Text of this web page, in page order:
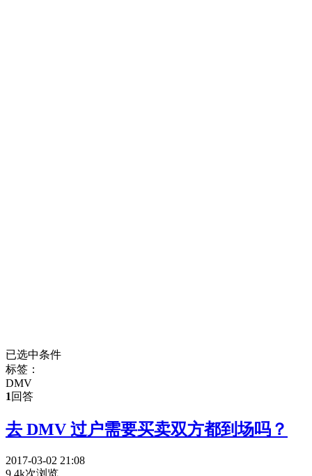
已选中条件
标签：
DMV
1 回答
去 DMV 过户需要买卖双方都到场吗？
2017-03-02 21:08
9.4k次浏览